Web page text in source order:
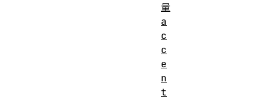
量
a
c
c
e
n
t